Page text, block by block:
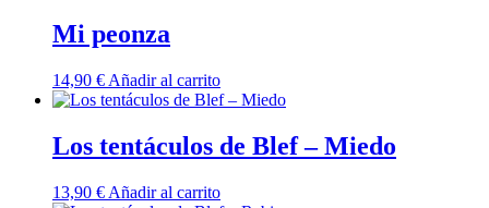
Mi peonza
14,90 € Añadir al carrito
Los tentáculos de Blef – Miedo
13,90 € Añadir al carrito